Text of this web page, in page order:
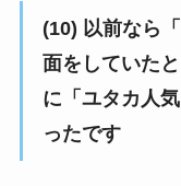
(10) 以前なら
面をしていた
に「ユタカ人
ったです